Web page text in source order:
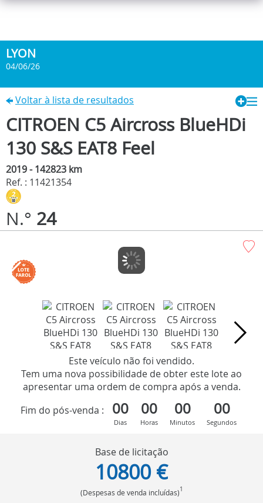
LYON
04/06/26
Voltar à lista de resultados
CITROEN C5 Aircross BlueHDi
130 S&S EAT8 Feel
2019 - 142823 km
Ref. : 11421354
N.° 24
Este veículo não foi vendido.
Tem uma nova possibilidade de obter este lote ao
apresentar uma ordem de compra após a venda.
Fim do pós-venda :
00
Dias
00
Horas
00
Minutos
00
Segundos
Base de licitação
10800 €
(Despesas de venda incluídas)1